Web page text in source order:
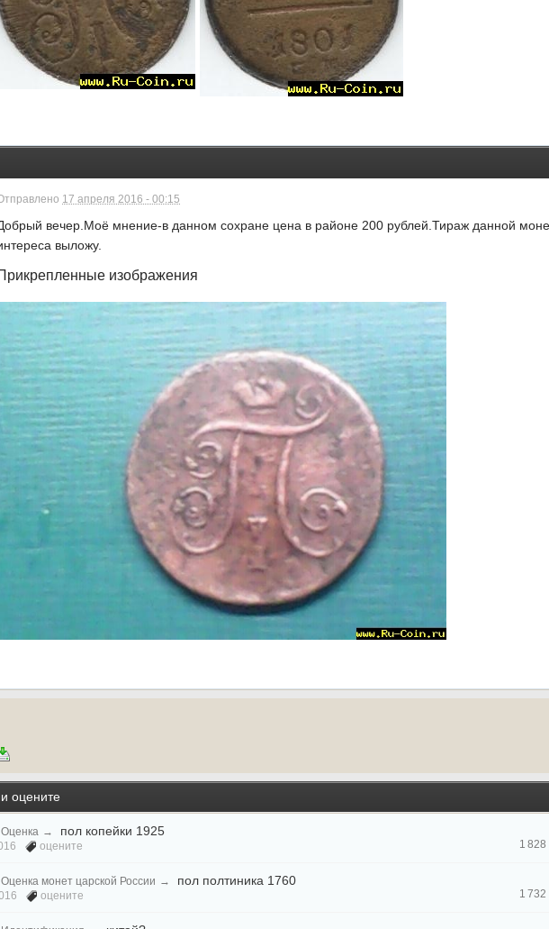
17 апреля 2016 - 00:15
вечер.Моё мнение-в данном сохране цена в районе 200 рублей.Тираж данной
выложу.
изображения
оцените
Оценка → пол копейки 1925
оцените 1
Оценка монет царской России → пол полтиника 1760
оцените 1